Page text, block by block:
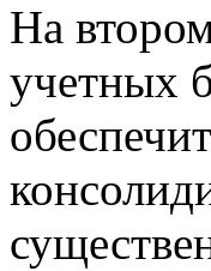
На
учетных